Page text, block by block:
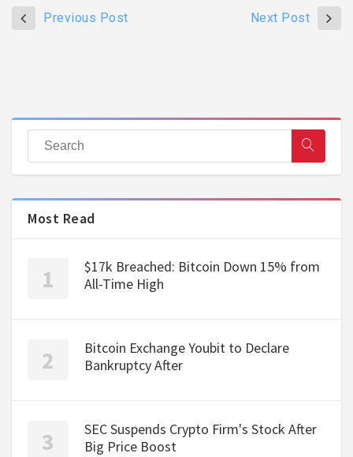
Previous Post Next Post
Most Read
$17k Breached: Bitcoin Down 15% from
All-Time High
Bitcoin Exchange Youbit to Declare
Bankruptcy After
SEC Suspends Crypto Firm's Stock After
Big Price Boost